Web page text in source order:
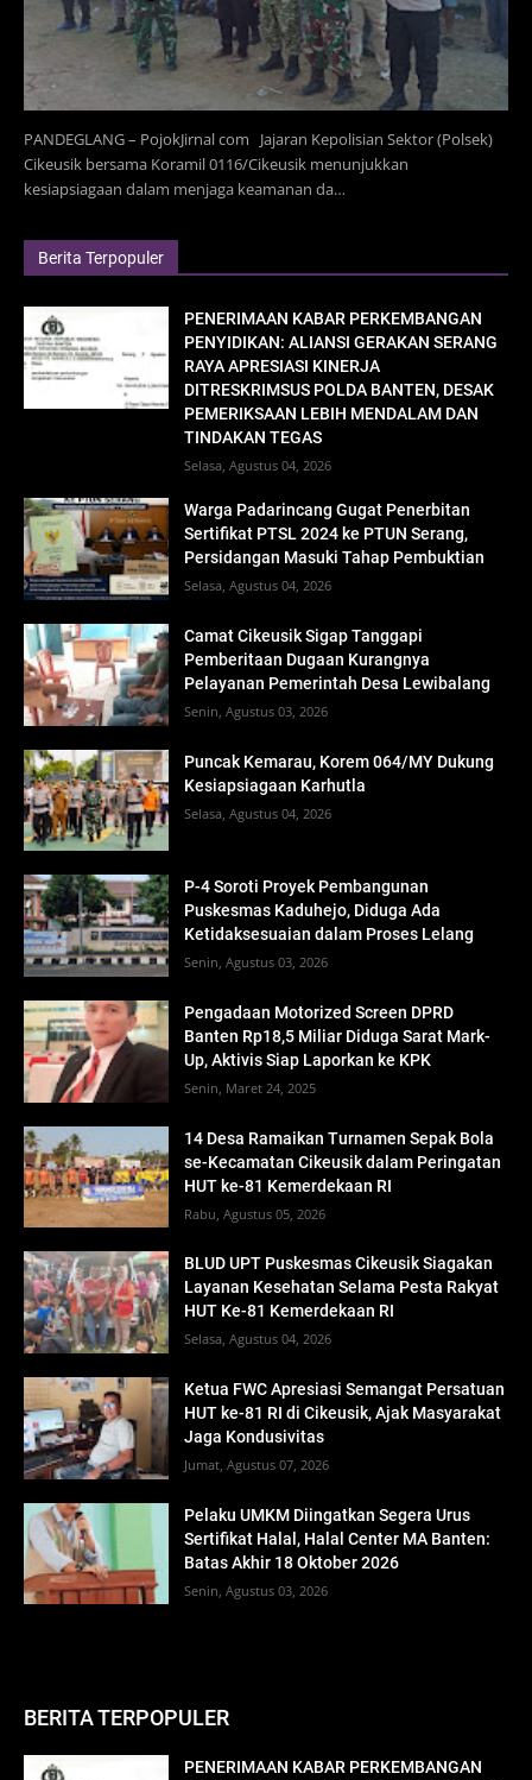
PANDEGLANG – PojokJirnal com Jajaran Kepolisian Sektor (Polsek)
Cikeusik bersama Koramil 0116/Cikeusik menunjukkan
kesiapsiagaan dalam menjaga keamanan da…
Berita Terpopuler
PENERIMAAN KABAR PERKEMBANGAN
PENYIDIKAN: ALIANSI GERAKAN SERANG
RAYA APRESIASI KINERJA
DITRESKRIMSUS POLDA BANTEN, DESAK
PEMERIKSAAN LEBIH MENDALAM DAN
TINDAKAN TEGAS
Selasa, Agustus 04, 2026
Warga Padarincang Gugat Penerbitan
Sertifikat PTSL 2024 ke PTUN Serang,
Persidangan Masuki Tahap Pembuktian
Selasa, Agustus 04, 2026
Camat Cikeusik Sigap Tanggapi
Pemberitaan Dugaan Kurangnya
Pelayanan Pemerintah Desa Lewibalang
Senin, Agustus 03, 2026
Puncak Kemarau, Korem 064/MY Dukung
Kesiapsiagaan Karhutla
Selasa, Agustus 04, 2026
P-4 Soroti Proyek Pembangunan
Puskesmas Kaduhejo, Diduga Ada
Ketidaksesuaian dalam Proses Lelang
Senin, Agustus 03, 2026
Pengadaan Motorized Screen DPRD
Banten Rp18,5 Miliar Diduga Sarat Mark-
Up, Aktivis Siap Laporkan ke KPK
Senin, Maret 24, 2025
14 Desa Ramaikan Turnamen Sepak Bola
se-Kecamatan Cikeusik dalam Peringatan
HUT ke-81 Kemerdekaan RI
Rabu, Agustus 05, 2026
BLUD UPT Puskesmas Cikeusik Siagakan
Layanan Kesehatan Selama Pesta Rakyat
HUT Ke-81 Kemerdekaan RI
Selasa, Agustus 04, 2026
Ketua FWC Apresiasi Semangat Persatuan
HUT ke-81 RI di Cikeusik, Ajak Masyarakat
Jaga Kondusivitas
Jumat, Agustus 07, 2026
Pelaku UMKM Diingatkan Segera Urus
Sertifikat Halal, Halal Center MA Banten:
Batas Akhir 18 Oktober 2026
Senin, Agustus 03, 2026
BERITA TERPOPULER
PENERIMAAN KABAR PERKEMBANGAN